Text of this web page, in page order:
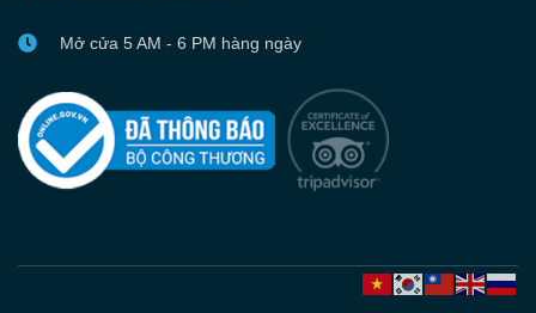
Mở cửa 5 AM - 6 PM hàng ngày